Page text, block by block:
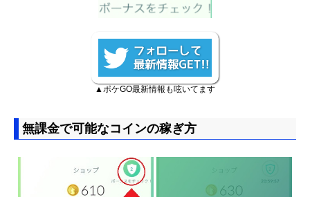
▲ポケGO最新情報も呟いてます
無課金で可能なコインの稼ぎ方